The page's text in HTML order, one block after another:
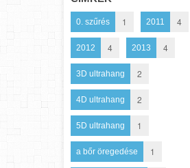
0. szűrés 1 2011 4
2012 4 2013 4
3D ultrahang 2
4D ultrahang 2
5D ultrahang 1
a bőr öregedése 1